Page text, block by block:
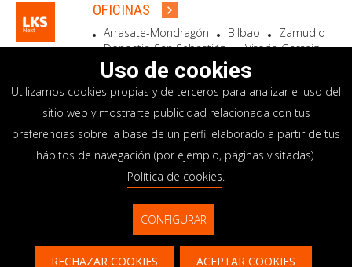
OFICINAS
Arrasate-Mondragón Bilbao
Zamudio
Donostia-San Sebastián
Vitoria-Gasteiz
Madrid
El Astillero Bidart
SEDE SOCIAL
Goiru, 7 Arrasate-Mondragón
CP 20500 GIPUZKOA – SPAIN
+34 900 84 14 14
info@lksnext.com
Aviso legal
Portal de privacidad
Política de cookies
Sistema interno información
Uso de cookies
Utilizamos cookies propias y de terceros para analizar el uso del
sitio web y mostrarte publicidad relacionada con tus
preferencias sobre la base de un perfil elaborado a partir de tus
hábitos de navegación (por ejemplo, páginas visitadas).
Política de cookies.
CONFIGURAR
RECHAZAR COOKIES ACEPTAR COOKIES